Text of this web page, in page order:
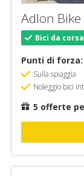
Adlon
Bici da corsa
Punti di forza:
Sulla spiaggia
Noleggio bici
5 offerte